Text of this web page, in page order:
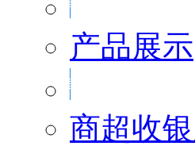
产品展示
商超收